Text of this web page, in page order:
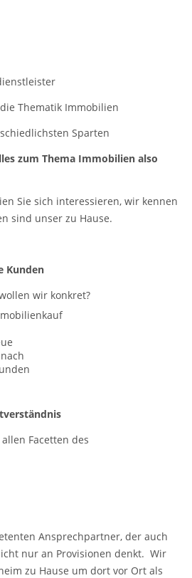
Thematik Immobilien
Sparten
zum Thema Immobilien also
Sie sich interessieren, wir kennen
sind unser zu Hause.
Kunden
wir konkret?
Facetten des
Ansprechpartner, der auch
nur an Provisionen denkt. Wir
zu Hause um dort vor Ort als